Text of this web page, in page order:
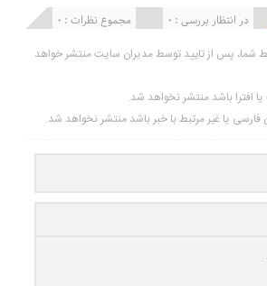
مجموع نظرات : 0 در انتظار بررسی : 0
شما، پس از تایید توسط مدیران سایت منتشر خواهد
افترا باشد منتشر نخواهد شد.
فارسی یا غیر مرتبط با خبر باشد منتشر نخواهد شد.